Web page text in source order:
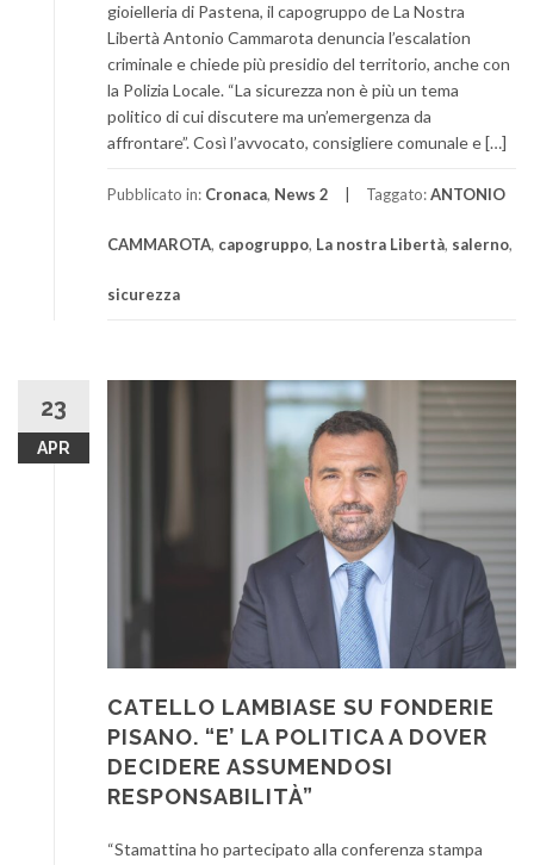
gioielleria di Pastena, il capogruppo de La Nostra
Libertà Antonio Cammarota denuncia l’escalation
criminale e chiede più presidio del territorio, anche con
la Polizia Locale. “La sicurezza non è più un tema
politico di cui discutere ma un’emergenza da
affrontare”. Così l’avvocato, consigliere comunale e […]
Pubblicato in: Cronaca, News 2 Taggato:ANTONIO
CAMMAROTA, capogruppo, La nostra Libertà, salerno,
sicurezza
23
APR
CATELLO LAMBIASE SU FONDERIE
PISANO. “E’ LA POLITICA A DOVER
DECIDERE ASSUMENDOSI
RESPONSABILITÀ”
“Stamattina ho partecipato alla conferenza stampa